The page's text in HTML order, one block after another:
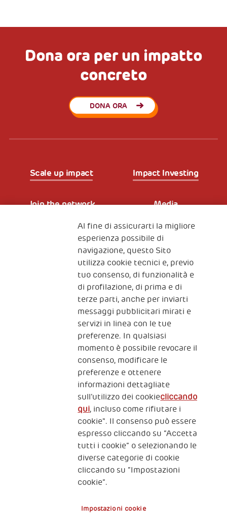
Dona ora per un impatto
concreto
DONA ORA
Scale up impact Impact Investing
Join the network Media
Iscriviti alla newsletter
Fondazione
The Human Safety Net
CONTATTACI
2, Piazza Duca degli Abruzzi 34132
Trieste Italy
Fiscal code (Italy) 90017740326
VAT code 01372940328
Privacy & GDPR Policy cookies
Al fine di assicurarti la migliore
esperienza possibile di
navigazione, questo Sito
utilizza cookie tecnici e, previo
tuo consenso, di funzionalità e
di profilazione, di prima e di
terze parti, anche per inviarti
messaggi pubblicitari mirati e
servizi in linea con le tue
preferenze. In qualsiasi
momento è possibile revocare il
consenso, modificare le
preferenze e ottenere
informazioni dettagliate
sull’utilizzo dei cookiecliccando
qui, incluso come rifiutare i
cookie". Il consenso può essere
espresso cliccando su “Accetta
tutti i cookie” o selezionando le
diverse categorie di cookie
cliccando su “Impostazioni
cookie”.
Impostazioni cookie